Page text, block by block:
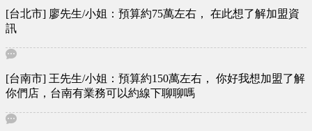
「份內工作」 致力專研出茶飲店可以不用廚房、不用瓦斯、
更不用提早1~2小時到店備茶備料的 [ 茶水印 ] 加盟的目的在
於能快速得到餐飲技術及品牌名聲 但實際經營的難易度 只有
加盟者才最能真心體會 創辦人從加盟及經營者的角度出發 經
糖不須用瓦斯、不耗費人力 減低操作上的困難 且有效減少煮
茶過程中生菌數的汙染 還增加了過去茶飲店無法突破的減糖
訴求 銷售品項皆採用現煮「二砂」 加上天然的「L-阿拉伯
糖」 讓消費者健康少負擔 從加盟者、經營者、消費者的角度
[台北市] 廖先生/小姐：預算約75萬左右， 在此想了解加盟資
訊
[台南市] 王先生/小姐：預算約150萬左右， 你好我想加盟了解
你們店，台南有業務可以約線下聊聊嗎